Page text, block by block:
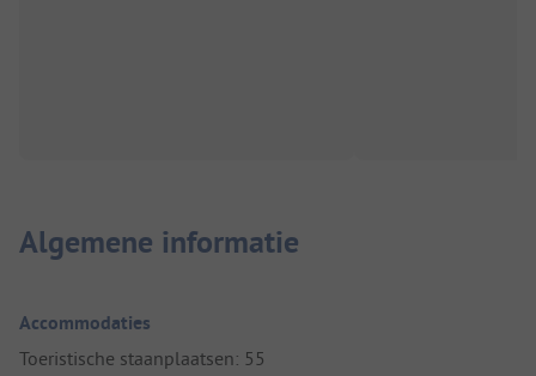
Algemene informatie
Accommodaties
Toeristische staanplaatsen: 55